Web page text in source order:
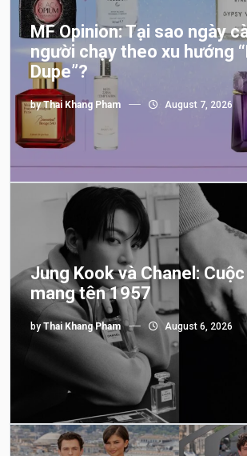
MF Opinion: Tại sao ngày
người chạy theo xu hướng
Dupe”?
byThai Khang Pham August 7, 2026
Jung Kook và Chanel:
mang tên 1957
byThai Khang Pham August 6, 2026